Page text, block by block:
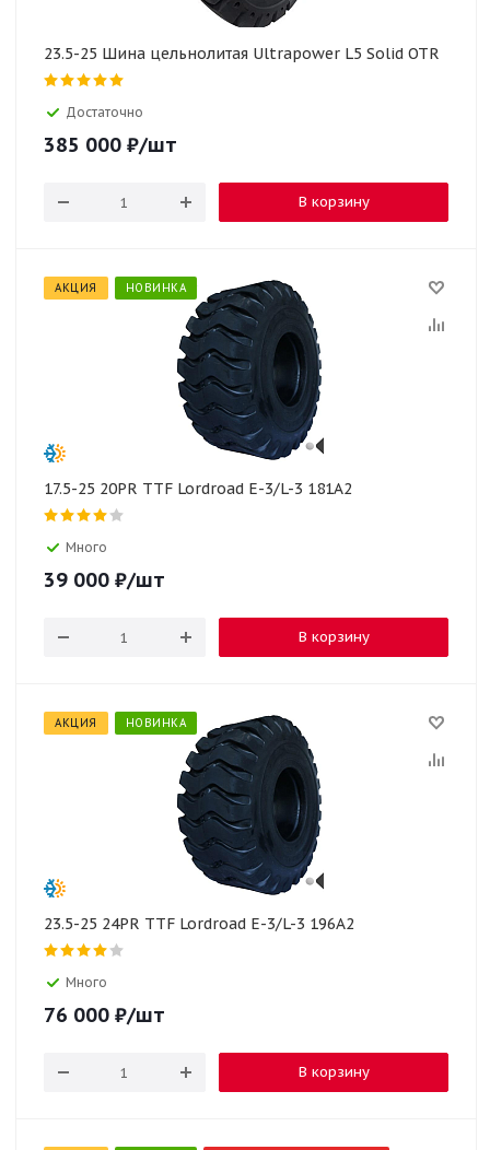
23.5-25 Шина цельнолитая Ultrapower L5 Solid OTR
Достаточно
385 000 ₽/шт
В корзину
АКЦИЯ НОВИНКА
17.5-25 20PR TTF Lordroad E-3/L-3 181A2
Много
39 000 ₽/шт
В корзину
АКЦИЯ НОВИНКА
23.5-25 24PR TTF Lordroad E-3/L-3 196A2
Много
76 000 ₽/шт
В корзину